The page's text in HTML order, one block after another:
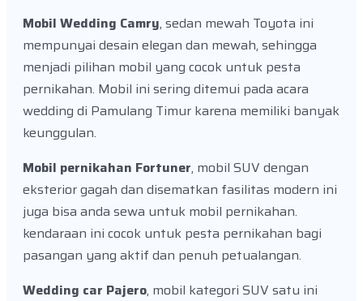
Mobil Wedding Camry, sedan mewah Toyota ini
mempunyai desain elegan dan mewah, sehingga
menjadi pilihan mobil yang cocok untuk pesta
pernikahan. Mobil ini sering ditemui pada acara
wedding di Pamulang Timur karena memiliki banyak
keunggulan.
Mobil pernikahan Fortuner, mobil SUV dengan
eksterior gagah dan disematkan fasilitas modern ini
juga bisa anda sewa untuk mobil pernikahan.
kendaraan ini cocok untuk pesta pernikahan bagi
pasangan yang aktif dan penuh petualangan.
Wedding car Pajero, mobil kategori SUV satu ini